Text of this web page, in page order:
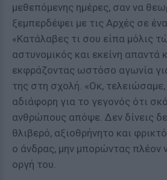
μεθεπόμενης ημέρες, σαν να
ξεμπερδέψει με τις Αρχές σε
«Κατάλαβες τι σου είπα μόλις
αστυνομικός και εκείνη απαντά
εκφράζοντας ωστόσο αγωνία
της στη σχολή. «Οκ, τελειώσαμε,
αδιάφορη για το γεγονός ότι
ανθρώπους απόψε. Δεν δίνεις
θλιβερό, αξιοθρήνητο και
ο άνδρας, μην μπορώντας πλέον
οργή του.